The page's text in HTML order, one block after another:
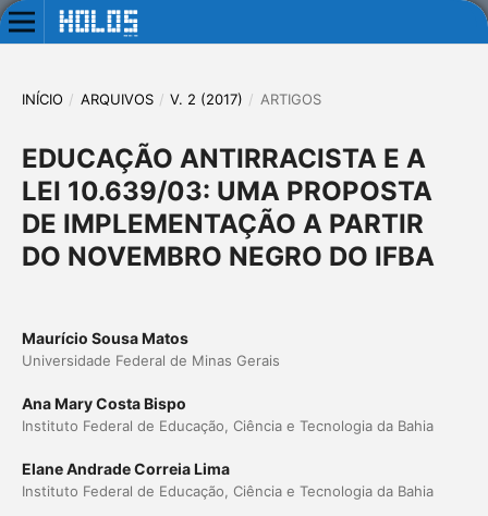
INÍCIO / ARQUIVOS / V. 2 (2017) / ARTIGOS
EDUCAÇÃO ANTIRRACISTA E A
LEI 10.639/03: UMA PROPOSTA
DE IMPLEMENTAÇÃO A PARTIR
DO NOVEMBRO NEGRO DO IFBA
Maurício Sousa Matos
Universidade Federal de Minas Gerais
Ana Mary Costa Bispo
Instituto Federal de Educação, Ciência e Tecnologia da Bahia
Elane Andrade Correia Lima
Instituto Federal de Educação, Ciência e Tecnologia da Bahia